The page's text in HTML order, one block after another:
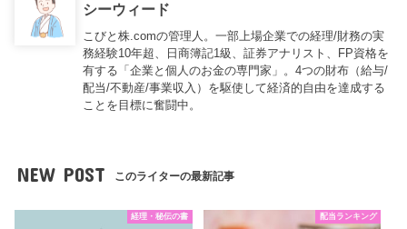
シーウィード
こびと株.comの管理人。一部上場企業での経理/財務の実
務経験10年超、日商簿記1級、証券アナリスト、FP資格を
有する「企業と個人のお金の専門家」。4つの財布（給与/
配当/不動産/事業収入）を駆使して経済的自由を達成する
ことを目標に奮闘中。
NEW POST このライターの最新記事
経理・秘伝の書 配当ランキング